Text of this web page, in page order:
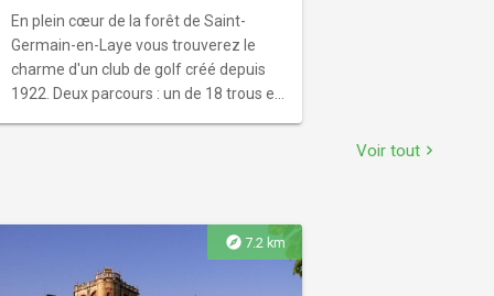
En plein cœur de la forêt de Saint-
Germain-en-Laye vous trouverez le
charme d'un club de golf créé depuis
1922. Deux parcours : un de 18 trous et
Voir tout chevron_right
explore 7.2 km